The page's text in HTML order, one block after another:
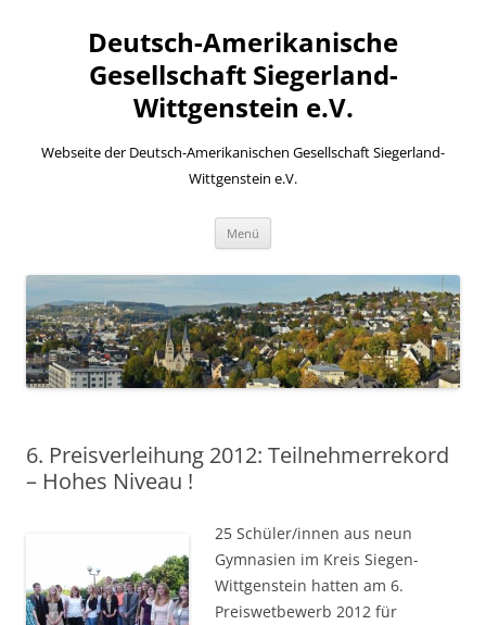
Deutsch-Amerikanische
Gesellschaft Siegerland-
Wittgenstein e.V.
Webseite der Deutsch-Amerikanischen Gesellschaft Siegerland-
Wittgenstein e.V.
Menü
6. Preisverleihung 2012: Teilnehmerrekord
– Hohes Niveau !
25 Schüler/innen aus neun
Gymnasien im Kreis Siegen-
Wittgenstein hatten am 6.
Preiswetbewerb 2012 für